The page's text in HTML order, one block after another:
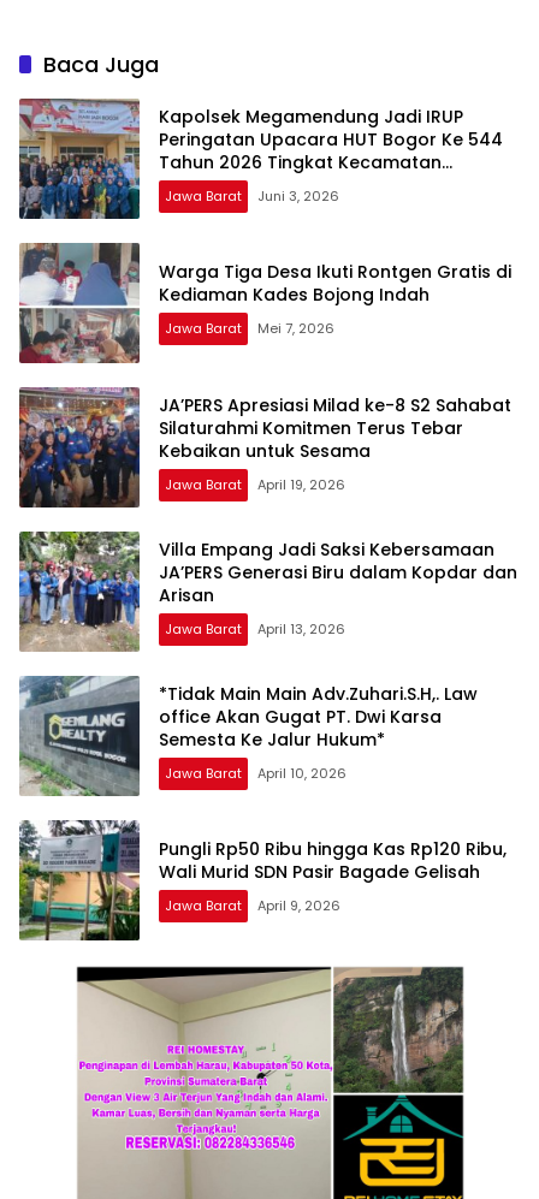
Baca Juga
Kapolsek Megamendung Jadi IRUP
Peringatan Upacara HUT Bogor Ke 544
Tahun 2026 Tingkat Kecamatan
Megamendung, Kabupaten Bogor
Jawa Barat Juni 3, 2026
Warga Tiga Desa Ikuti Rontgen Gratis di
Kediaman Kades Bojong Indah
Jawa Barat Mei 7, 2026
JA’PERS Apresiasi Milad ke-8 S2 Sahabat
Silaturahmi Komitmen Terus Tebar
Kebaikan untuk Sesama
Jawa Barat April 19, 2026
Villa Empang Jadi Saksi Kebersamaan
JA’PERS Generasi Biru dalam Kopdar dan
Arisan
Jawa Barat April 13, 2026
*Tidak Main Main Adv.Zuhari.S.H,. Law
office Akan Gugat PT. Dwi Karsa
Semesta Ke Jalur Hukum*
Jawa Barat April 10, 2026
Pungli Rp50 Ribu hingga Kas Rp120 Ribu,
Wali Murid SDN Pasir Bagade Gelisah
Jawa Barat April 9, 2026